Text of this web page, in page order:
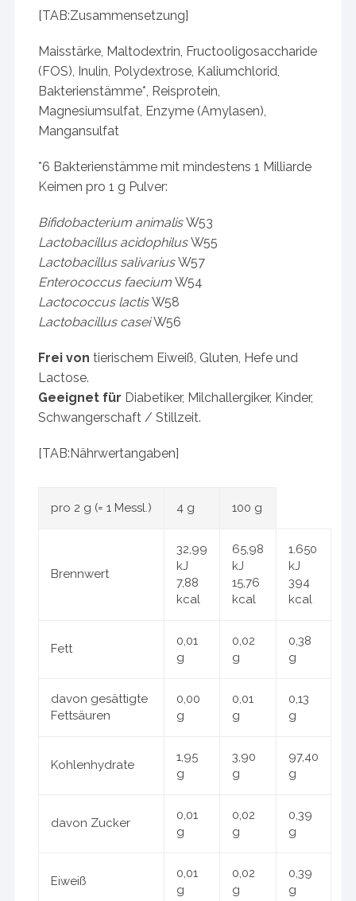
[TAB:Zusammensetzung]
Maisstärke, Maltodextrin, Fructooligosaccharide
(FOS), Inulin, Polydextrose, Kaliumchlorid,
Bakterienstämme*, Reisprotein,
Magnesiumsulfat, Enzyme (Amylasen),
Mangansulfat
*6 Bakterienstämme mit mindestens 1 Milliarde
Keimen pro 1 g Pulver:
Bifidobacterium animalisW53
Lactobacillus acidophilusW55
Lactobacillus salivariusW57
Enterococcus faeciumW54
Lactococcus lactisW58
Lactobacillus caseiW56
Frei von tierischem Eiweiß, Gluten, Hefe und
Lactose.
Geeignet für Diabetiker, Milchallergiker, Kinder,
Schwangerschaft / Stillzeit.
[TAB:Nährwertangaben]
pro 2 g (= 1 Messl.) 4 g 100 g
Brennwert
32,99
kJ
7,88
kcal
65,98
kJ
15,76
kcal
1.650
kJ
394
kcal
Fett
0,01
g
0,02
g
0,38
g
davon gesättigte
Fettsäuren
0,00
g
0,01
g
0,13
g
Kohlenhydrate
1,95
g
3,90
g
97,40
g
davon Zucker
0,01
g
0,02
g
0,39
g
Eiweiß
0,01
g
0,02
g
0,39
g